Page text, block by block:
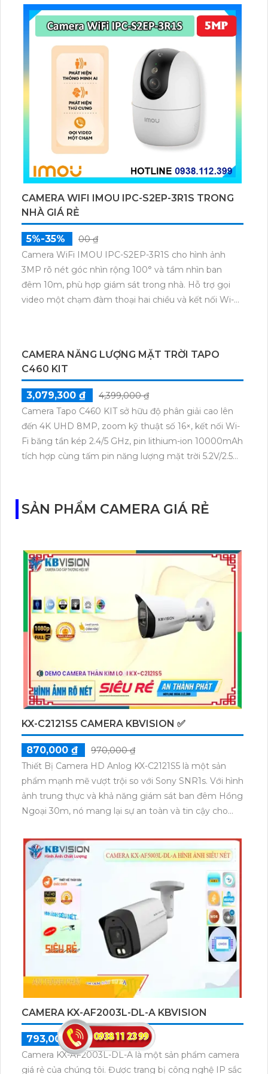
CAMERA AI 4K NLMT TAPO C660 KIT
3,569,300 ₫
5,099,000 ₫
Camera Tapo C660 với độ phân giải 4K 8MP
(3840×2160), zoom kỹ thuật số 18×, kết nối Wi-Fi
2.4/5 GHz và pin lithium-ion 10000 mAh sạc lại.
Camera Tapo C660 còn được trang bị tấm pin năng
lượng mặt trời 5.2V 2.5W, tích hợp AI phát hiện người,
GB.
CAMERA AI NĂNG LƯỢNG MẶT TRỜI TAPO
C400 KIT
1,399,300 ₫
1,999,000 ₫
Tapo C400 KIT với độ phân giải Full HD 1080P, pin
lithium-ion 5200mAh tích hợp kết hợp tấm pin mặt
trời 5,2V/2,5W, hoạt động trên băng tần 2,4 GHz, hỗ
trợ tầm nhìn ban đêm có màu lên đến 9m, phát hiện
CAMERA WIFI IMOU IPC-S2EP-3R1S TRONG
NHÀ GIÁ RẺ
Camera WiFi IMOU IPC-S2EP-3R1S cho hình ảnh
3MP rõ nét góc nhìn rộng 100° và tầm nhìn ban
đêm 10m, phù hợp giám sát trong nhà. Hỗ trợ gọi
video một chạm đàm thoại hai chiều và kết nối Wi-Fi
ổn định giúp quan sát từ xa. Lưu trữ linh hoạt qua thẻ
microSD tối đa 256GB hoặc lưu đám mây dễ lắp đặt
CAMERA NĂNG LƯỢNG MẶT TRỜI TAPO
C460 KIT
3,079,300 ₫
4,399,000 ₫
Camera Tapo C460 KIT sở hữu độ phân giải cao lên
đến 4K UHD 8MP, zoom kỹ thuật số 16×, kết nối Wi-